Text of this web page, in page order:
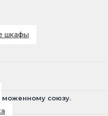
шкафы
союзу.